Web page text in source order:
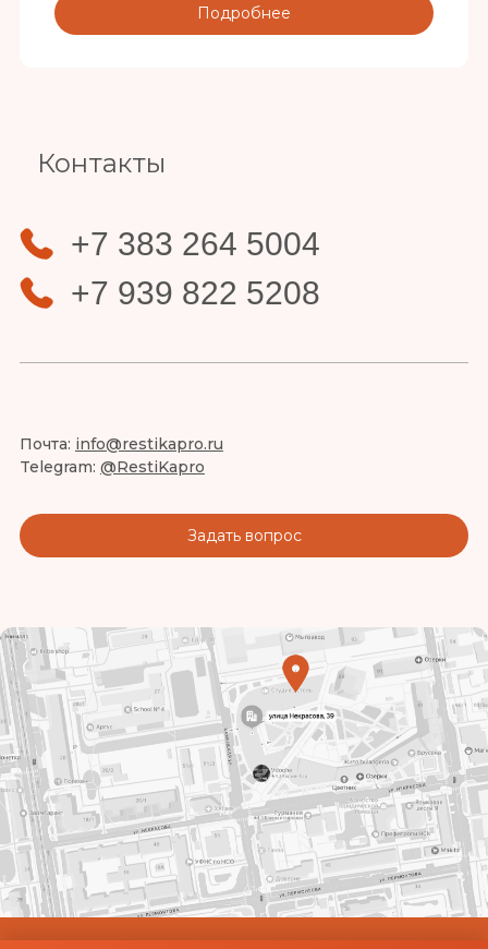
Подробнее
Контакты
+7 383 264 5004
+7 939 822 5208
Почта: info@restikapro.ru
Telegram: @RestiKapro
Задать вопрос